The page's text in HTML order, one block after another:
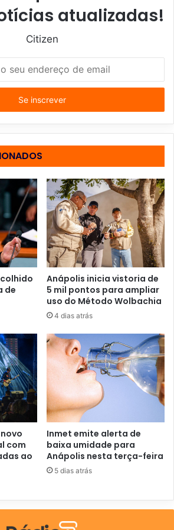
atualizadas!
Citizen
de
Anápolis inicia vistoria de
5 mil pontos para ampliar
uso do Método Wolbachia
4 dias atrás
com
ao
Inmet emite alerta de
baixa umidade para
Anápolis nesta terça-feira
5 dias atrás